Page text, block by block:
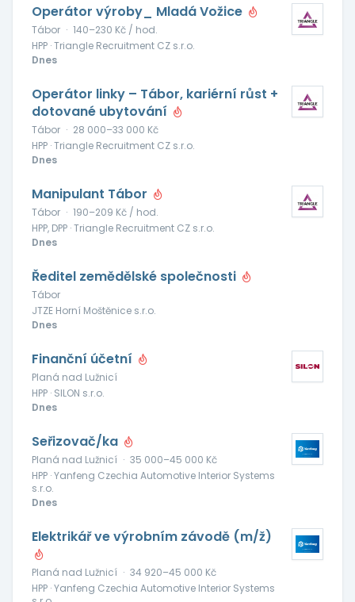
Operátor výroby_ Mladá Vožice
Tábor · 140–230 Kč / hod.
HPP · Triangle Recruitment CZ s.r.o.
Dnes
Operátor linky – Tábor, kariérní růst +
dotované ubytování
Tábor · 28 000–33 000 Kč
HPP · Triangle Recruitment CZ s.r.o.
Dnes
Manipulant Tábor
Tábor · 190–209 Kč / hod.
HPP, DPP · Triangle Recruitment CZ s.r.o.
Dnes
Ředitel zemědělské společnosti
Tábor
JTZE Horní Moštěnice s.r.o.
Dnes
Finanční účetní
Planá nad Lužnicí
HPP · SILON s.r.o.
Dnes
Seřizovač/ka
Planá nad Lužnicí · 35 000–45 000 Kč
HPP · Yanfeng Czechia Automotive Interior Systems
s.r.o.
Dnes
Elektrikář ve výrobním závodě (m/ž)
Planá nad Lužnicí · 34 920–45 000 Kč
HPP · Yanfeng Czechia Automotive Interior Systems